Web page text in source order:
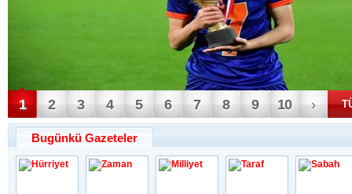
›
1 2 3 4 5 6 7 8 9 10
Bugünkü Gazeteler